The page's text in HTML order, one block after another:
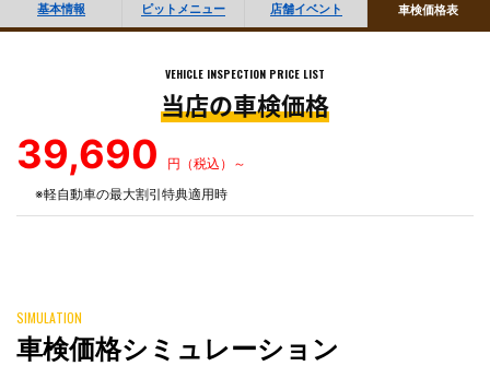
基本情報 ピットメニュー 店舗イベント 車検価格表
VEHICLE INSPECTION PRICE LIST
当店の車検価格
39,690
円（税込）～
※軽自動車の最大割引特典適用時
SIMULATION
車検価格シミュレーション